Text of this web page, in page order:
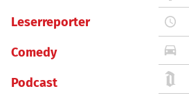
Leserreporter
Comedy
Podcast